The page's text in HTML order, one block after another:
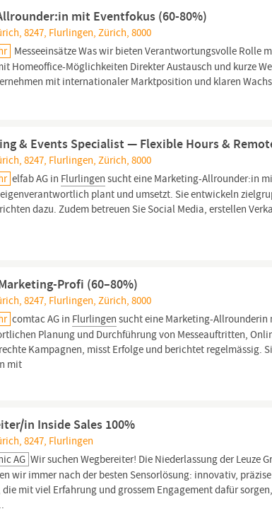
mit Eventfokus (60-80%)
8247, Flurlingen, Zürich, 8000
Messeeinsätze Was wir bieten Verantwortungsvolle Rolle
Homeoffice-Möglichkeiten Direkter Austausch und kurze
mit internationaler Marktposition und klaren
& Events Specialist — Flexible Hours &
8247, Flurlingen, Zürich, 8000
elfab AG in Flurlingen sucht eine Marketing-Allrounder:in
plant und umsetzt. Sie entwickeln
dazu. Zudem betreuen Sie Social Media, erstellen
Profi (60–80%)
8247, Flurlingen, Zürich, 8000
comtac AG in Flurlingen sucht eine Marketing-Allrounderin
Planung und Durchführung von Messeauftritten,
Kampagnen, misst Erfolge und berichtet regelmässig.
mit
in Inside Sales 100%
8247, Flurlingen
AG Wir suchen Wegbereiter! Die Niederlassung der Leuze
wir immer nach der besten Sensorlösung: innovativ,
die mit viel Erfahrung und grossem Engagement dafür